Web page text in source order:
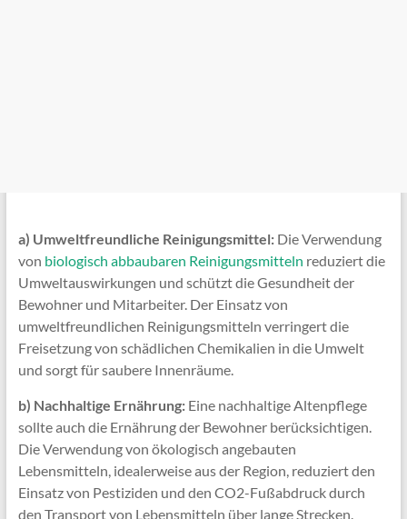
a) Umweltfreundliche Reinigungsmittel:Die Verwendung
von biologisch abbaubaren Reinigungsmitteln reduziert die
Umweltauswirkungen und schützt die Gesundheit der
Bewohner und Mitarbeiter. Der Einsatz von
umweltfreundlichen Reinigungsmitteln verringert die
Freisetzung von schädlichen Chemikalien in die Umwelt
und sorgt für saubere Innenräume.
b) Nachhaltige Ernährung:Eine nachhaltige Altenpflege
sollte auch die Ernährung der Bewohner berücksichtigen.
Die Verwendung von ökologisch angebauten
Lebensmitteln, idealerweise aus der Region, reduziert den
Einsatz von Pestiziden und den CO2-Fußabdruck durch
den Transport von Lebensmitteln über lange Strecken.